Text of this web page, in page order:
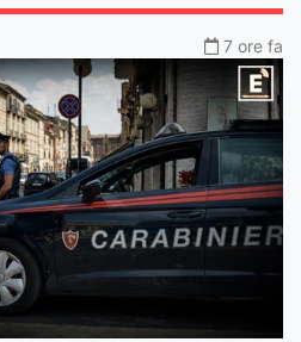
7 ore fa